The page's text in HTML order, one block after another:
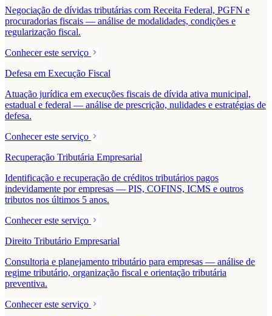
Negociação de dívidas tributárias com Receita Federal, PGFN e
procuradorias fiscais — análise de modalidades, condições e
regularização fiscal.
Conhecer este serviço
Defesa em Execução Fiscal
Atuação jurídica em execuções fiscais de dívida ativa municipal,
estadual e federal — análise de prescrição, nulidades e estratégias de
defesa.
Conhecer este serviço
Recuperação Tributária Empresarial
Identificação e recuperação de créditos tributários pagos
indevidamente por empresas — PIS, COFINS, ICMS e outros
tributos nos últimos 5 anos.
Conhecer este serviço
Direito Tributário Empresarial
Consultoria e planejamento tributário para empresas — análise de
regime tributário, organização fiscal e orientação tributária
preventiva.
Conhecer este serviço